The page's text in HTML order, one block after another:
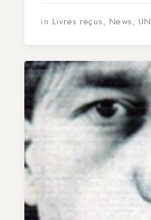
in Livres reçus, News,